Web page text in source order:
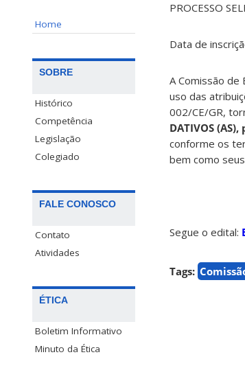
Home
SOBRE
Histórico
Competência
Legislação
Colegiado
FALE CONOSCO
Contato
Atividades
ÉTICA
Boletim Informativo
Minuto da Ética
PROCESSO
Data de
A Comissão de
uso das
002/CE/GR,
DATIVOS
conforme os
bem como
Segue o edital:
Tags: